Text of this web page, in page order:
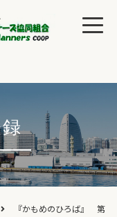
『かもめのひろば』 第